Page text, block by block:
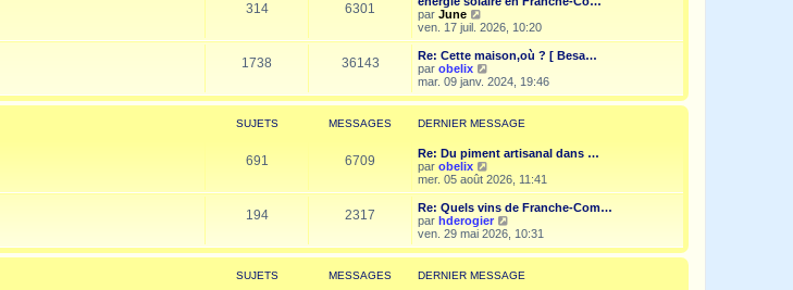
r
e
s
s
g
e
r
n
i
r
e
s
a
e
e
e
r
n
i
e
m
s
a
g
e
314 6301
par June
o
i
r
l
e
e
r
n
e
r
m
e
s
s
a
g
e
ven. 17 juil. 2026, 10:20
1738 36143
Re: Cette maison,où ? [ Besa…
par obelix
o
i
r
l
e
n
i
e
r
m
e
s
mar. 09 janv. 2024, 19:46
SUJETS MESSAGES DERNIER MESSAGE
691 6709
Re: Du piment artisanal dans …
par obelix
o
i
r
l
e
e
r
n
mer. 05 août 2026, 11:41
194 2317
Re: Quels vins de Franche-Com…
par hderogier
o
i
r
l
ven. 29 mai 2026, 10:31
SUJETS MESSAGES DERNIER MESSAGE